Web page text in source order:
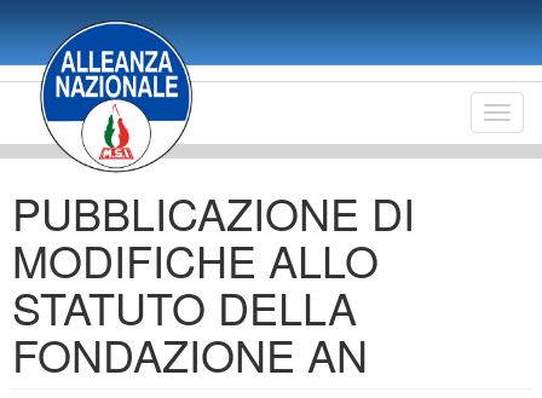
contenuto
principale
PUBBLICAZIONE DI
MODIFICHE ALLO
STATUTO DELLA
FONDAZIONE AN